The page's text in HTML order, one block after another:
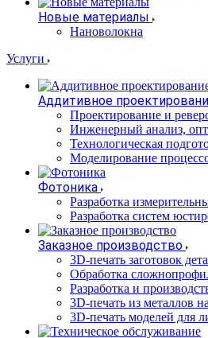
Новые материалы
Нановолокна
Услуги
Аддитивное
Проектирование и
Инженерный анализ,
Технологическая
Моделирование
Фотоника
Разработка
Разработка систем
Заказное производство
3D-печать заготовок
Обработка
Разработка и
3D-печать из металлов
3D-печать моделей для